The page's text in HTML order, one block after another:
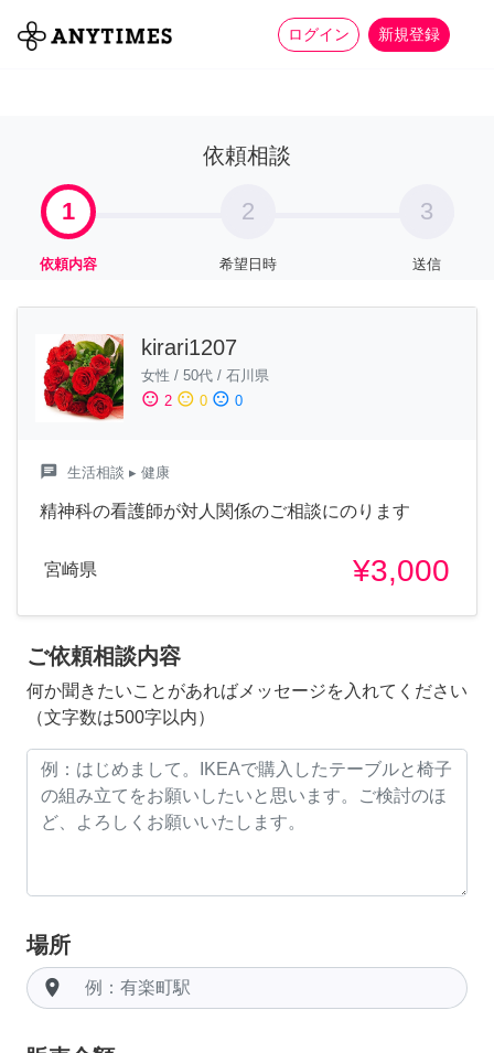
ログイン 新規登録
全て 家事 more_horiz
依頼相談
1
依頼内容
2
希望日時
3
送信
kirari1207
女性 / 50代 / 石川県
sentiment_satisfied 2 sentiment_neutral 0 sentiment_dissatisfied 0
chat 生活相談 ▸ 健康
精神科の看護師が対人関係のご相談にのります
宮崎県 ¥3,000
ご依頼相談内容
何か聞きたいことがあればメッセージを入れてください
（文字数は500字以内）
場所
room